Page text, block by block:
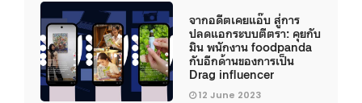
จากอดีตเคยแอ๊บ สู่การ
ปลดแอกระบบตีตรา: คุยกับ
มิน พนักงาน foodpanda
กับอีกด้านของการเป็น
Drag influencer
12 June 2023